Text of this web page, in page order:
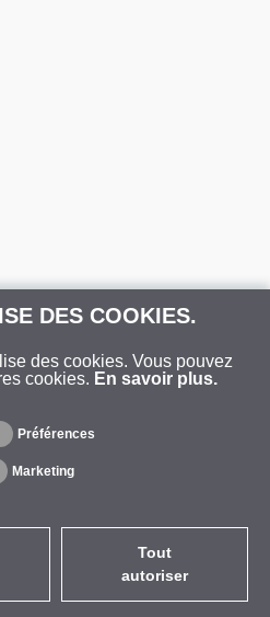
DES COOKIES.
des cookies. Vous pouvez
cookies. En savoir plus.
Préférences
Marketing
Tout
autoriser